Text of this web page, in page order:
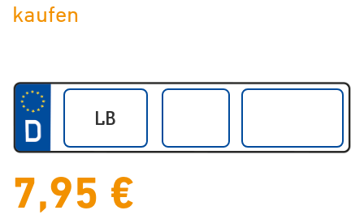
kaufen
7,95 €